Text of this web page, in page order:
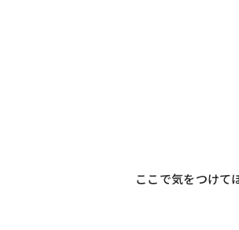
ここで気をつけて